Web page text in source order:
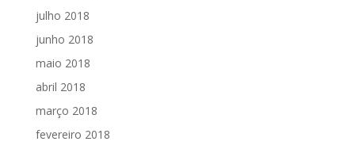
julho 2018
junho 2018
maio 2018
abril 2018
março 2018
fevereiro 2018